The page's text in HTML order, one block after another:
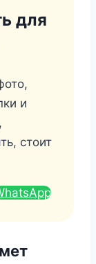
для
и
стоит